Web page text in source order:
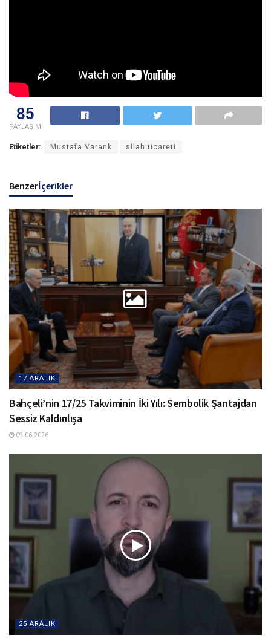
85
PAYLAŞIM
Etiketler: Mustafa Varank silah ticareti
Benzerİçerikler
17 ARALIK
Bahçeli’nin 17/25 Takviminin İki Yılı: Sembolik Şantajdan
Sessiz Kaldırılışa
09.06.2026
25 ARALIK